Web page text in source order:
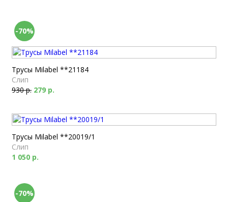
-70%
Трусы Milabel **21184
Слип
930 р. 279 р.
Трусы Milabel **20019/1
Слип
1 050 р.
-70%